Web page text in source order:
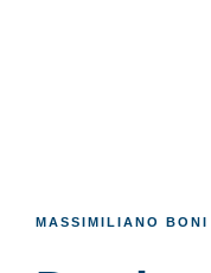
MASSIMILIANO BONI